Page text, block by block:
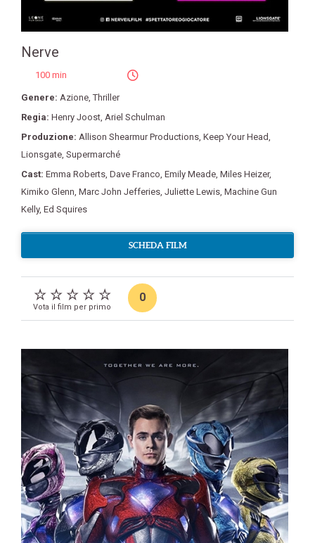
Nerve
100 min
Genere: Azione,Thriller
Regia: Henry Joost, Ariel Schulman
Produzione: Allison Shearmur Productions, Keep Your Head,
Lionsgate, Supermarché
Cast: Emma Roberts, Dave Franco, Emily Meade, Miles Heizer,
Kimiko Glenn, Marc John Jefferies, Juliette Lewis, Machine Gun
Kelly, Ed Squires
SCHEDA FILM
Vota il film per primo
0